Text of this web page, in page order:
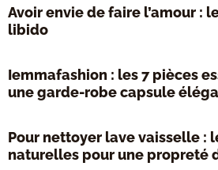
Avoir envie de faire l’amour :
libido
Iemmafashion : les 7 pièces
une garde-robe capsule
Pour nettoyer lave vaisselle :
naturelles pour une propreté